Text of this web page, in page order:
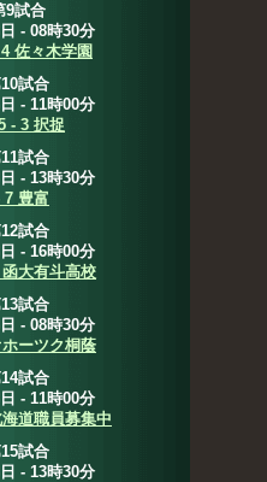
9試合
- 08時30分
佐々木学園
試合
- 11時00分
- 3 択捉
試合
- 13時30分
7 豊富
試合
- 16時00分
大有斗高校
試合
- 08時30分
ーツク桐蔭
試合
- 11時00分
道職員募集中
試合
- 13時30分